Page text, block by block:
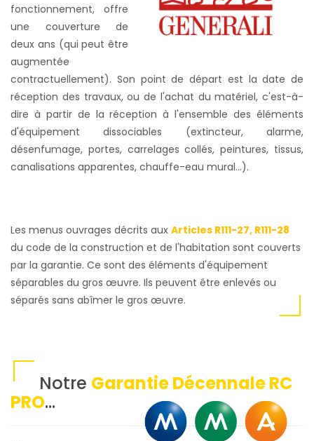
fonctionnement, offre
une couverture de
deux ans (qui peut être
augmentée
contractuellement). Son point de départ est la date de
réception des travaux, ou de l'achat du matériel, c'est-à-
dire à partir de la réception à l'ensemble des éléments
d'équipement dissociables (extincteur, alarme,
désenfumage, portes, carrelages collés, peintures, tissus,
canalisations apparentes, chauffe-eau mural…).
Les menus ouvrages décrits aux Articles R111-27, R111-28
du code de la construction et de l'habitation sont couverts
par la garantie. Ce sont des éléments d'équipement
séparables du gros œuvre. Ils peuvent être enlevés ou
séparés sans abîmer le gros œuvre.
Notre Garantie Décennale RC
PRO...